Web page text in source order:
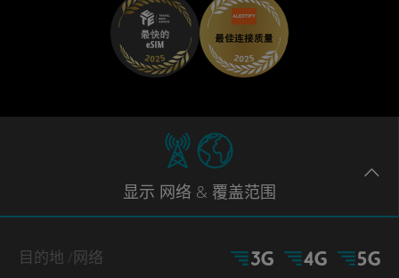
显示 网络 & 覆盖范围
目的地 /网络